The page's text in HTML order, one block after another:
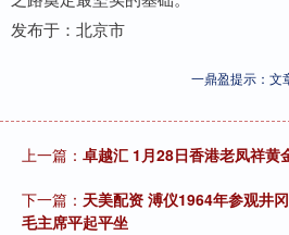
发布于：北京市
一鼎盈提示：文
上一篇： 卓越汇 1月28日香港老凤祥黄
下一篇： 天美配资 溥仪1964年参观井
毛主席平起平坐